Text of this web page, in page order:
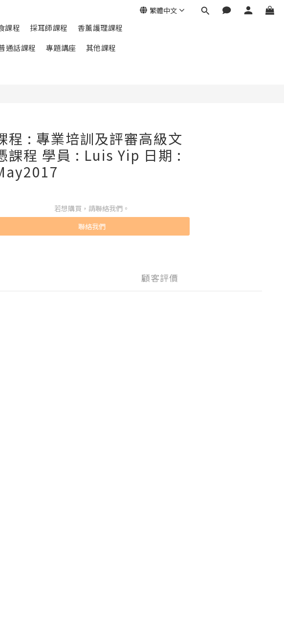
繁體中文
課程 採耳師課程
香薰護理課程
通話課程 專題講座
其他課程
程 : 專業培訓及評審高級文
課程 學員 : Luis Yip 日期 :
若想購買，請聯絡我們。
聯絡我們
顧客評價